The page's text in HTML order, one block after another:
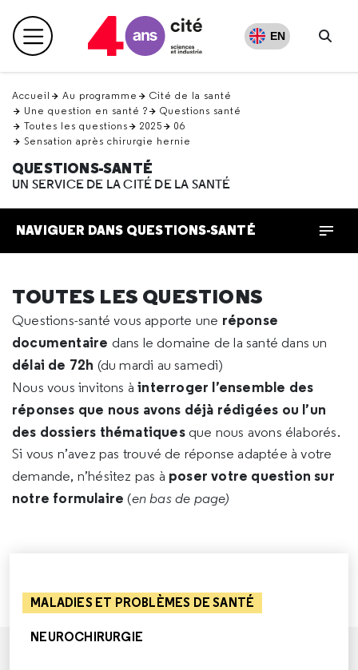
en
haut Menu principal EN
Accueil Au programme
Cité de la santé
Une question en santé ?
Questions santé
Toutes les questions
2025
06
Sensation après chirurgie hernie
QUESTIONS-SANTÉ
UN SERVICE DE LA CITÉ DE LA SANTÉ
NAVIGUER DANS QUESTIONS-SANTÉ
TOUTES LES QUESTIONS
Questions-santé vous apporte une réponse
documentaire dans le domaine de la santé dans un
délai de 72h (du mardi au samedi)
Nous vous invitons àinterroger l’ensemble des
réponses que nous avons déjà rédigées ou l’un
des dossiers thématiques que nous avons élaborés.
Si vous n’avez pas trouvé de réponse adaptée à votre
demande, n’hésitez pas à poser votre question sur
notre formulaire (en bas de page)
MALADIES ET PROBLÈMES DE SANTÉ
NEUROCHIRURGIE